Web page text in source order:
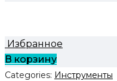
Избранное
В корзину
Categories: Инструменты